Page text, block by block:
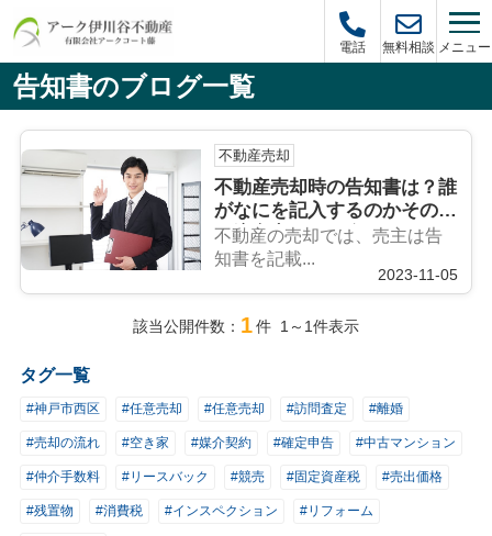
電話 無料相談 メニュー
告知書のブログ一覧
不動産売却
不動産売却時の告知書は？誰
がなにを記入するのかその際
の注意点をご紹介
不動産の売却では、売主は告
知書を記載...
2023-11-05
該当公開件数： 1件 1～1件表示
タグ一覧
#神戸市西区 #任意売却 #任意売却 #訪問査定 #離婚
#売却の流れ #空き家 #媒介契約 #確定申告 #中古マンション
#仲介手数料 #リースバック #競売 #固定資産税 #売出価格
#残置物 #消費税 #インスペクション #リフォーム